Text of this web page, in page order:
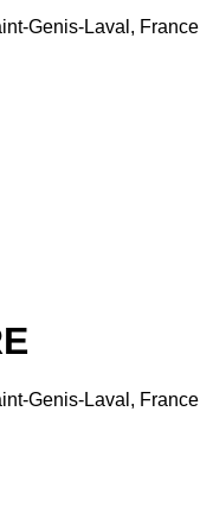
Genis-Laval, France
Genis-Laval, France